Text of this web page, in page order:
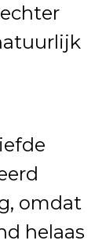
omdat
helaas